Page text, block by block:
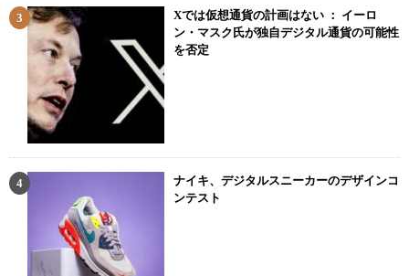
Xでは仮想通貨の計画はない ： イーロ
ン・マスク氏が独自デジタル通貨の可能性
を否定
ナイキ、デジタルスニーカーのデザインコ
ンテスト